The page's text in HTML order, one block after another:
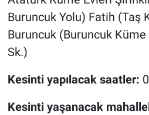
Buruncuk Yolu) Fatih (Taş
Buruncuk (Buruncuk
Sk.)
Kesinti yapılacak saatler:
Kesinti yaşanacak